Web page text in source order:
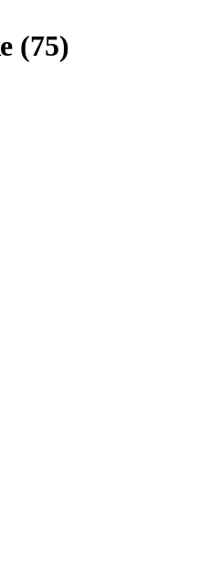
(75)